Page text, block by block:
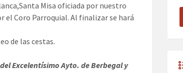
Misa oficiada por nuestro
el Coro Parroquial. Al finalizar se hará
de las cestas.
Excelentísimo Ayto. de Berbegal y